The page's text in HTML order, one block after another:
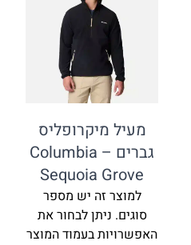
מיקרופליס
גברים Columbia –
Sequoia
זה יש מספר
ניתן לבחור את
בעמוד המוצר